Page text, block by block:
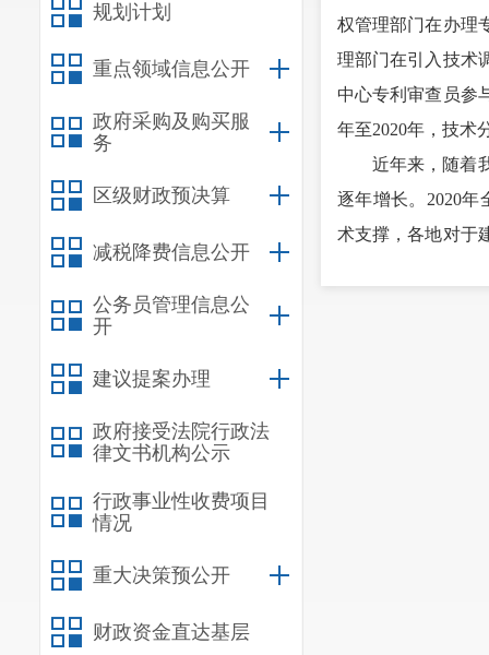
规划计划
重点领域信息公开
政府采购及购买服
务
区级财政预决算
减税降费信息公开
公务员管理信息公
开
建议提案办理
政府接受法院行政法
律文书机构公示
行政事业性收费项目
情况
重大决策预公开
财政资金直达基层
权管理部门在办理
理部门在引入技术
中心专利审查员参
年至2020年，技术
近年来，随着
逐年增长。 2020年
术支撑，各地对于